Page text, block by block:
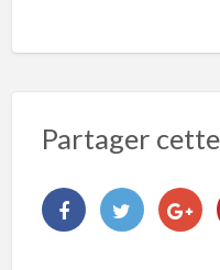
Partager